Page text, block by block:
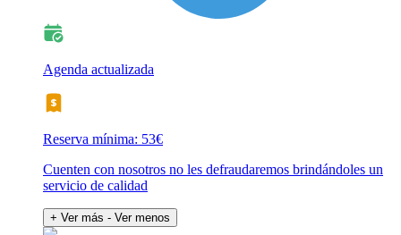
Agenda actualizada
Reserva mínima: 53€
Cuenten con nosotros no les defraudaremos brindándoles un
servicio de calidad
+ Ver más - Ver menos